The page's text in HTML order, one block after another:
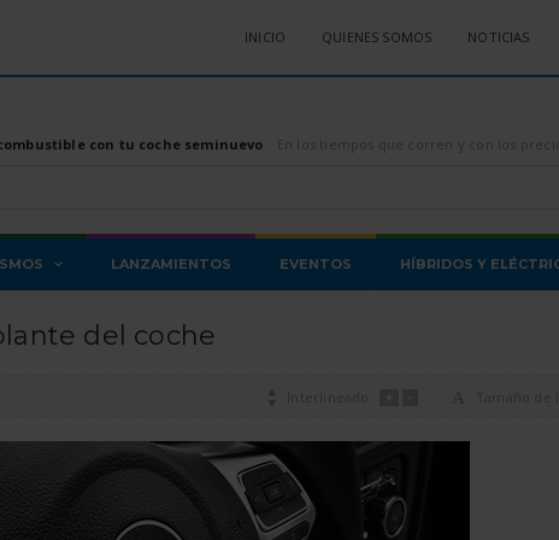
INICIO QUIENES SOMOS NOTICIAS
con tu coche seminuevo En los tiempos que corren y con los precios de los combustibles, tanto diésel como
LANZAMIENTOS EVENTOS HÍBRIDOS Y
del coche